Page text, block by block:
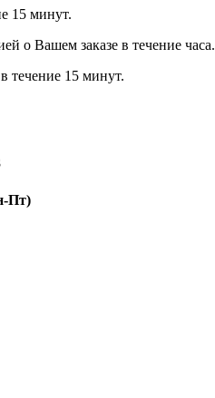
15 минут.
о Вашем заказе в течение часа.
течение 15 минут.
Пт)